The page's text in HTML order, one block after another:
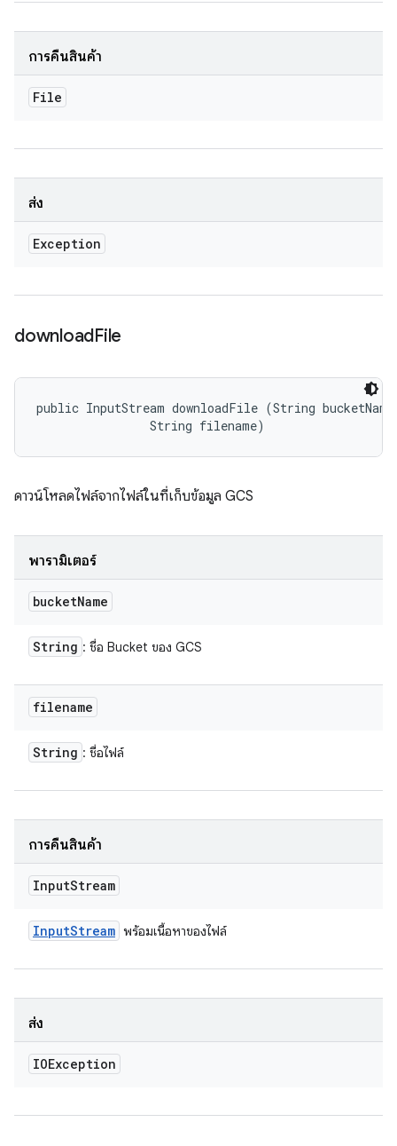
การคืนสินค้า
File
ส่ง
Exception
downloadFile
public InputStream downloadFile (String
                String filename)
ดาวน์โหลดไฟล์จากไฟล์ในที่เก็บข้อมูล GCS
พารามิเตอร์
bucketName
String : ชื่อ Bucket ของ GCS
filename
String : ชื่อไฟล์
การคืนสินค้า
InputStream
InputStream พร้อมเนื้อหาของไฟล์
ส่ง
IOException